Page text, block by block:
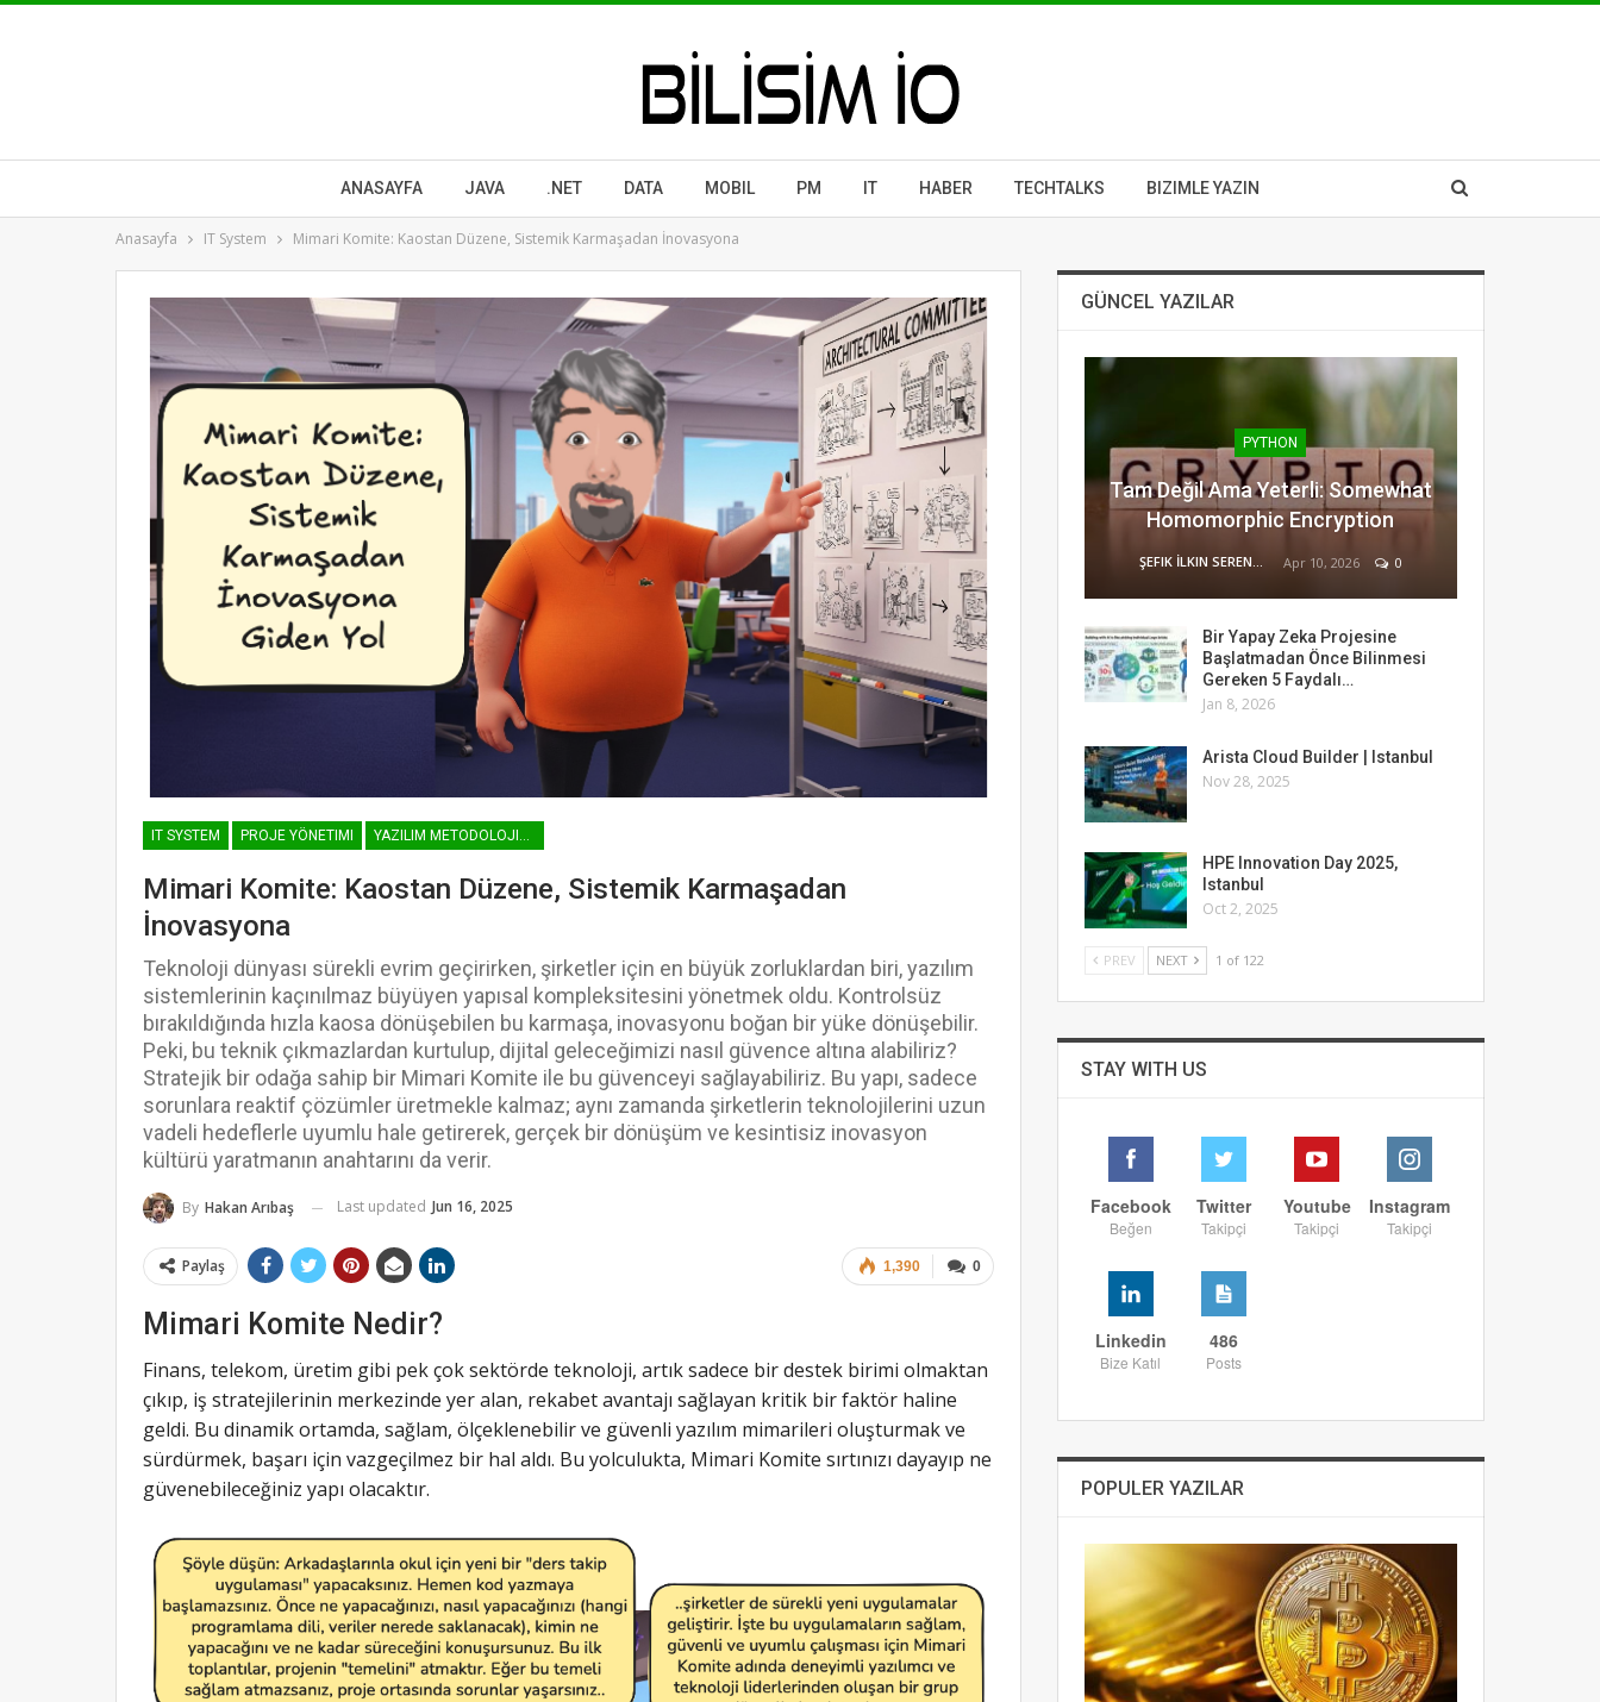
ANASAYFA JAVA .NET DATA MOBIL PM IT HABER TECHTALKS BIZIMLE YAZIN
Anasayfa IT System Mimari Komite: Kaostan Düzene, Sistemik Karmaşadan İnovasyona
IT SYSTEM PROJE YÖNETIMI YAZILIM METODOLOJILERI
Mimari Komite: Kaostan Düzene, Sistemik Karmaşadan
İnovasyona
Teknoloji dünyası sürekli evrim geçirirken, şirketler için en büyük zorluklardan biri, yazılım
sistemlerinin kaçınılmaz büyüyen yapısal kompleksitesini yönetmek oldu. Kontrolsüz
bırakıldığında hızla kaosa dönüşebilen bu karmaşa, inovasyonu boğan bir yüke dönüşebilir.
Peki, bu teknik çıkmazlardan kurtulup, dijital geleceğimizi nasıl güvence altına alabiliriz?
Stratejik bir odağa sahip bir Mimari Komite ile bu güvenceyi sağlayabiliriz. Bu yapı, sadece
sorunlara reaktif çözümler üretmekle kalmaz; aynı zamanda şirketlerin teknolojilerini uzun
vadeli hedeflerle uyumlu hale getirerek, gerçek bir dönüşüm ve kesintisiz inovasyon
kültürü yaratmanın anahtarını da verir.
By Hakan Arıbaş Last updated Jun 16, 2025
0
1,390
Paylaş
Mimari Komite Nedir?
Finans, telekom, üretim gibi pek çok sektörde teknoloji, artık sadece bir destek birimi olmaktan
çıkıp, iş stratejilerinin merkezinde yer alan, rekabet avantajı sağlayan kritik bir faktör haline
geldi. Bu dinamik ortamda, sağlam, ölçeklenebilir ve güvenli yazılım mimarileri oluşturmak ve
sürdürmek, başarı için vazgeçilmez bir hal aldı. Bu yolculukta, Mimari Komite sırtınızı dayayıp ne
güvenebileceğiniz yapı olacaktır.
GÜNCEL YAZILAR
PYTHON
Tam Değil Ama Yeterli: Somewhat
Homomorphic Encryption
ŞEFIK İLKIN SERENGIL Apr 10, 2026 0
Bir Yapay Zeka Projesine
Başlatmadan Önce Bilinmesi
Gereken 5 Faydalı…
Jan 8, 2026
Arista Cloud Builder | Istanbul
Nov 28, 2025
HPE Innovation Day 2025,
Istanbul
Oct 2, 2025
PREV NEXT 1 of 122
STAY WITH US
Facebook
Beğen
Twitter
Takipçi
Youtube
Takipçi
Instagram
Takipçi
Linkedin
Bize Katıl
486
Posts
POPULER YAZILAR